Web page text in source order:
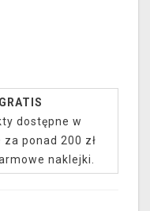
dostępne w
ponad 200 zł
naklejki.